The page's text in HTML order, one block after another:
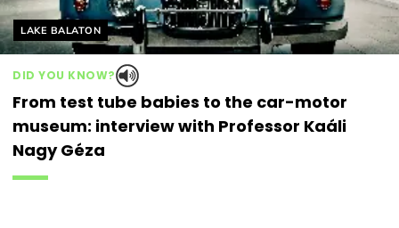
Helyszín címkék:
LAKE BALATON
DID YOU KNOW?
From test tube babies to the car-motor
museum: interview with Professor Kaáli
Nagy Géza